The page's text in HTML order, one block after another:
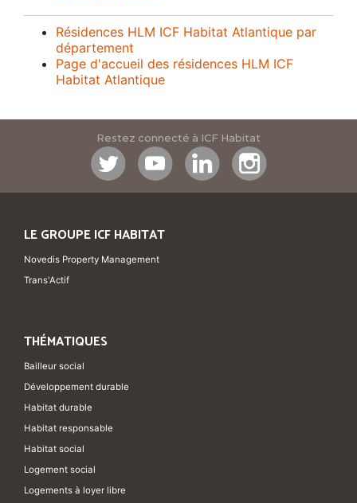
Résidences HLM ICF Habitat Atlantique par
département
Page d'accueil des résidences HLM ICF
Habitat Atlantique
Restez connecté à ICF Habitat
LE GROUPE ICF HABITAT
Novedis Property Management
Trans'Actif
THÉMATIQUES
Bailleur social
Développement durable
Habitat durable
Habitat responsable
Habitat social
Logement social
Logements à loyer libre